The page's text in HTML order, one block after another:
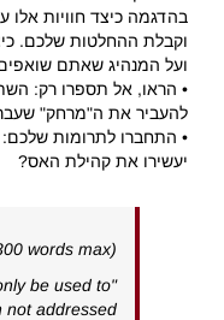
בהדגמה כיצד חוויות
וקבלת ההחלטות שלכם.
ועל המנהיג שאתם
• הראו, אל תספרו רק:
להעביר את ה"מרחק"
• התחברו לתרומות שלכם:
יעשירו את קהילת האס?
words max)
be used to
not addressed